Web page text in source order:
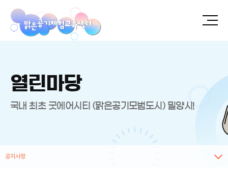
열린마당
국내 최초 굿에어시티 (맑은공기모범도시) 밀양시!
공지사항